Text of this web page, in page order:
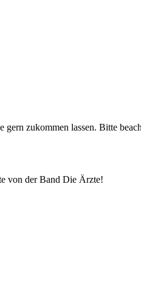
zukommen lassen. Bitte
von der Band Die Ärzte!